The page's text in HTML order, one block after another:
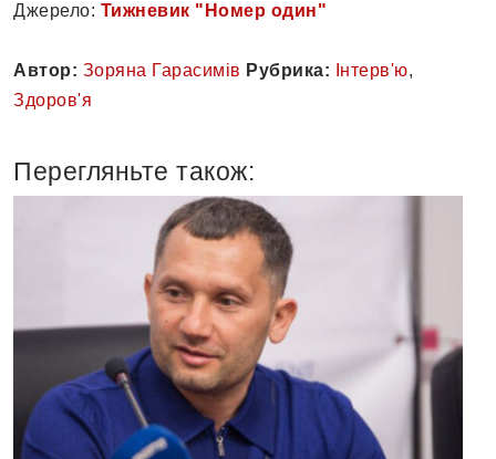
Джерело: Тижневик "Номер один"
Автор: Зоряна Гарасимів Рубрика: Інтерв'ю,
Здоров'я
Перегляньте також: